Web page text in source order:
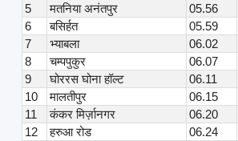
5
मतनिया अनंतपुर 05.56
6
बसिर्हत 05.59
7
भ्याबला 06.02
8
चम्पपुकुर 06.07
9
घोररस घोना हॉल्ट 06.11
10
मालतीपुर 06.15
11
कंकर मिर्ज़ानगर 06.20
12
हरुआ रोड 06.24